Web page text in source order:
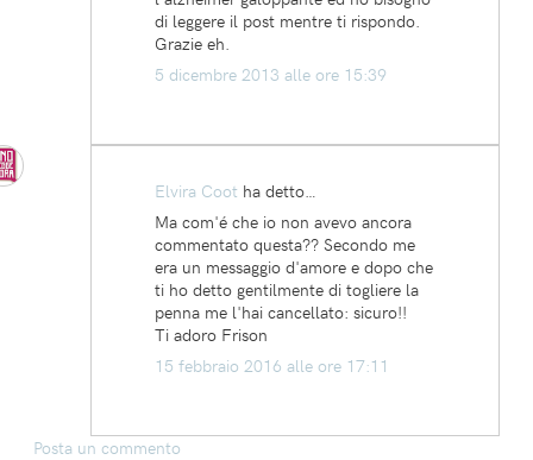
di leggere il post mentre ti rispondo.
Grazie eh.
5 dicembre 2013 alle ore 15:39
Elvira Coot ha detto…
Ma com'é che io non avevo ancora
commentato questa?? Secondo me
era un messaggio d'amore e dopo che
ti ho detto gentilmente di togliere la
penna me l'hai cancellato: sicuro!!
Ti adoro Frison
15 febbraio 2016 alle ore 17:11
Posta un commento